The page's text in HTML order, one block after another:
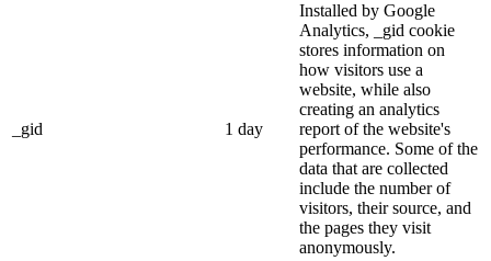
_gid 1 day
Installed by Google
Analytics, _gid cookie
stores information on
how visitors use a
website, while also
creating an analytics
report of the website's
performance. Some of the
data that are collected
include the number of
visitors, their source, and
the pages they visit
anonymously.